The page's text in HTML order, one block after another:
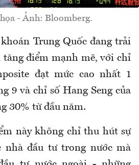
- Ảnh: Bloomberg.
Trung Quốc đang trải
tăng điểm mạnh mẽ, với chỉ
đạt mức cao nhất 1
9 và chỉ số Hang Seng của
30% từ đầu năm.
này không chỉ thu hút sự
nhà đầu tư trong nước mà